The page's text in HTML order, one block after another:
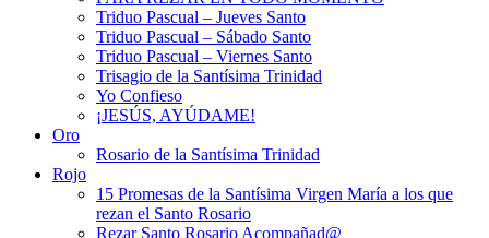
Triduo Pascual – Jueves Santo
Triduo Pascual – Sábado Santo
Triduo Pascual – Viernes Santo
Trisagio de la Santísima Trinidad
Yo Confieso
¡JESÚS, AYÚDAME!
Oro
Rosario de la Santísima Trinidad
Rojo
15 Promesas de la Santísima Virgen María a los que
rezan el Santo Rosario
Rezar Santo Rosario Acompañad@